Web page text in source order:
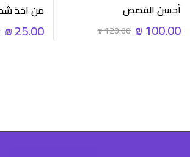
أحسن القصص
₪120.00 ₪100.00
من اخذ
₪25.00